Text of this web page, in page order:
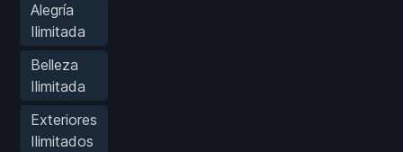
Alegría
Ilimitada
Belleza
Ilimitada
Exteriores
Ilimitados